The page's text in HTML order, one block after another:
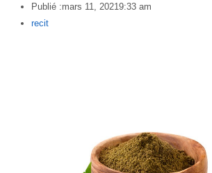
Publié :mars 11, 20219:33 am
Author
recit